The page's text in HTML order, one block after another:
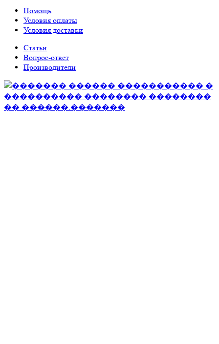
Помощь
Условия оплаты
Условия доставки
Статьи
Вопрос-ответ
Производители